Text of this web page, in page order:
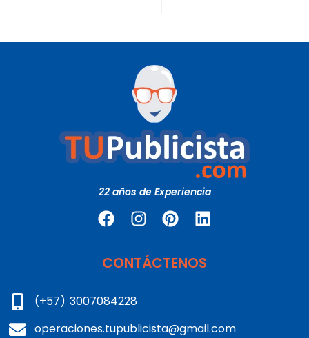
22 años de Experiencia
CONTÁCTENOS
(+57) 3007084228
operaciones.tupublicista@gmail.com